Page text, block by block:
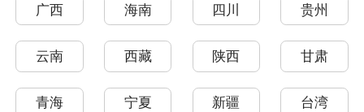
广西 海南 四川 贵州
云南 西藏 陕西 甘肃
青海 宁夏 新疆 台湾